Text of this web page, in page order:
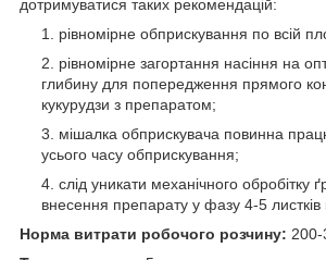
дотримуватися таких рекомендацій:
рівномірне обприскування по всій
рівномірне загортання насіння на
глибину для попередження прямого
кукурудзи з препаратом;
мішалка обприскувача повинна
усього часу обприскування;
слід уникати механічного обробітку
внесення препарату у фазу 4-5 листків
Норма витрати робочого розчину: 200-